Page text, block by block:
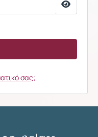
σας;